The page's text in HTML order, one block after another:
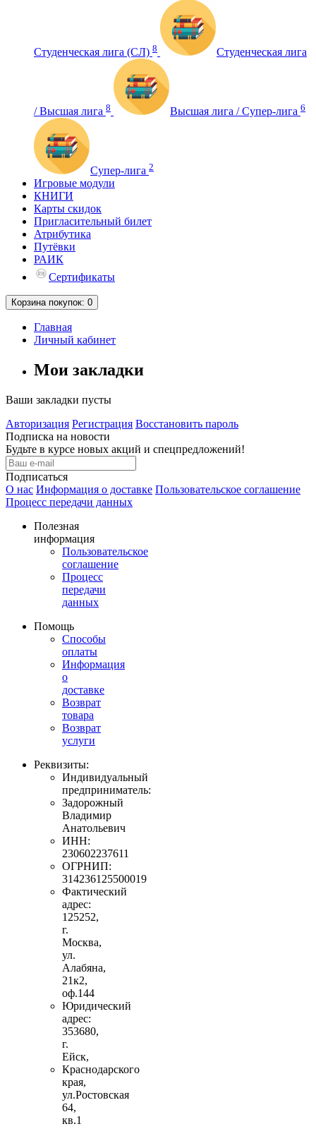
Студенческая лига (СЛ) 8 Студенческая лига
/ Высшая лига 8 Высшая лига / Супер-лига 6
Супер-лига 2
Игровые модули
КНИГИ
Карты скидок
Пригласительный билет
Атрибутика
Путёвки
РАИК
Сертификаты
Корзинапокупок: 0
Главная
Личный кабинет
Мои закладки
Ваши закладки пусты
Авторизация Регистрация Восстановить пароль
Подписка на новости
Будьте в курсе новых акций и спецпредложений!
Подписаться
О нас Информация о доставке Пользовательское соглашение
Процесс передачи данных
Полезная
информация
Пользовательское
соглашение
Процесс
передачи
данных
Помощь
Способы
оплаты
Информация
о
доставке
Возврат
товара
Возврат
услуги
Реквизиты:
Индивидуальный
предприниматель:
Задорожный
Владимир
Анатольевич
ИНН:
230602237611
ОГРНИП:
314236125500019
Фактический
адрес:
125252,
г.
Москва,
ул.
Алабяна,
21к2,
оф.144
Юридический
адрес:
353680,
г.
Ейск,
Краснодарского
края,
ул.Ростовская
64,
кв.1